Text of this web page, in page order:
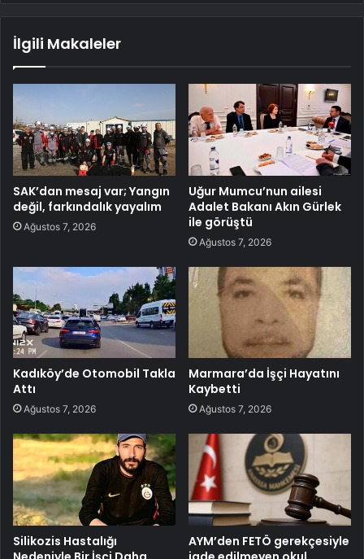
İlgili Makaleler
SAK’dan mesaj var; Yangın
değil, farkındalık yayalım
Ağustos 7, 2026
Uğur Mumcu’nun ailesi
Adalet Bakanı Akın Gürlek
ile görüştü
Ağustos 7, 2026
Kadıköy’de Otomobil Takla
Attı
Ağustos 7, 2026
Marmara’da İşçi Hayatını
Kaybetti
Ağustos 7, 2026
Silikozis Hastalığı
AYM’den FETÖ gerekçesiyle